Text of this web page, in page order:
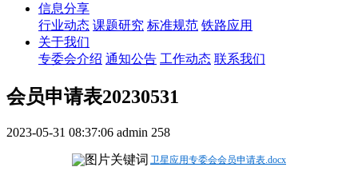
信息分享
行业动态 课题研究 标准规范 铁路应用
关于我们
专委会介绍 通知公告 工作动态 联系我们
会员申请表20230531
2023-05-31 08:37:06 admin 258
卫星应用专委会会员申请表.docx